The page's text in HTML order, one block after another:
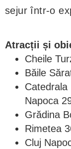
sejur într-o
Atracții și
Cheile
Băile
Napoca
Grădina
Rimetea
Cluj